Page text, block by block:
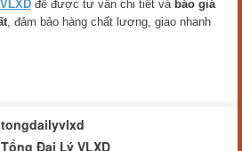
để được tư vấn chi tiết và báo giá
, đảm bảo hàng chất lượng, giao nhanh
tongdailyvlxd
Tổng Đại Lý VLXD